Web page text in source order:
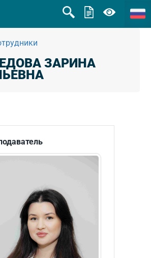
ЗАРИНА